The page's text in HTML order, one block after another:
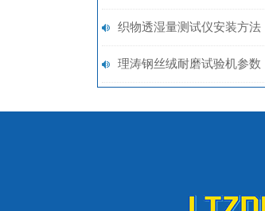
体气密性测试仪：操作简便
织物透湿量测试仪安装方法
理涛钢丝绒耐磨试验机参数